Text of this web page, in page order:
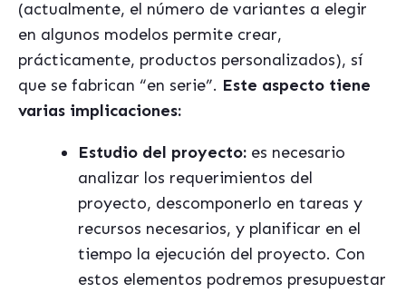
(actualmente, el número de variantes a elegir
en algunos modelos permite crear,
prácticamente, productos personalizados), sí
que se fabrican “en serie”. Este aspecto tiene
varias implicaciones:
Estudio del proyecto: es necesario
analizar los requerimientos del
proyecto, descomponerlo en tareas y
recursos necesarios, y planificar en el
tiempo la ejecución del proyecto. Con
estos elementos podremos presupuestar